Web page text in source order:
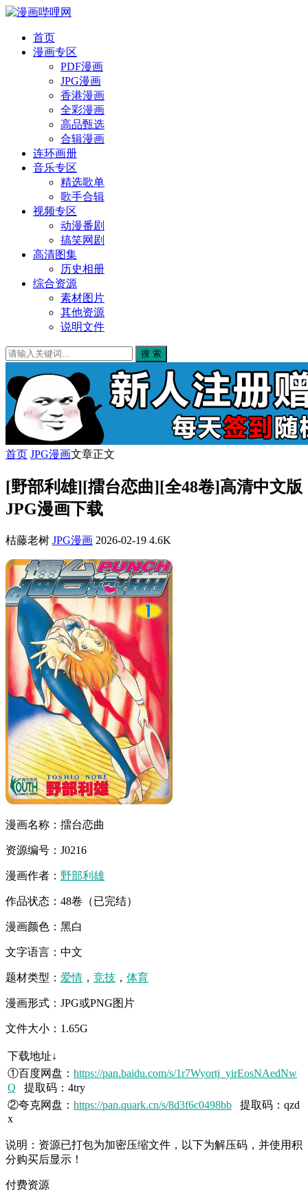
首页
漫画专区
PDF漫画
JPG漫画
香港漫画
全彩漫画
高品甄选
合辑漫画
连环画册
音乐专区
精选歌单
歌手合辑
视频专区
动漫番剧
搞笑网剧
高清图集
历史相册
综合资源
素材图片
其他资源
说明文件
搜 索
首页 JPG漫画文章正文
[野部利雄][擂台恋曲][全48卷]高清中文版
JPG漫画下载
枯藤老树 JPG漫画 2026-02-19 4.6K
漫画名称：擂台恋曲
资源编号：J0216
漫画作者： 野部利雄
作品状态：48卷（已完结）
漫画颜色：黑白
文字语言：中文
题材类型： 爱情 ， 竞技 ， 体育
漫画形式：JPG或PNG图片
文件大小：1.65G
下载地址↓
①百度网盘： https://pan.baidu.com/s/1r7Wyortj_yirEosNAedNw
Q 提取码：4try
②夸克网盘： https://pan.quark.cn/s/8d3f6c0498bb 提取码：qzd
x
说明：资源已打包为加密压缩文件，以下为解压码，并使用积
分购买后显示！
付费资源